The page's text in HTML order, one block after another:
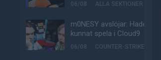
06/08 ALLA SEKTIONER
m0NESY avslöjar: Hade
kunnat spela i Cloud9
06/08 COUNTER-STRIKE